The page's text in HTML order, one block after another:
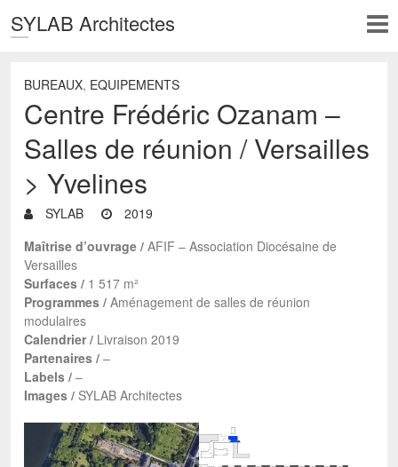
SYLAB Architectes
BUREAUX, EQUIPEMENTS
Centre Frédéric Ozanam –
Salles de réunion / Versailles
> Yvelines
SYLAB
2019
Maîtrise d’ouvrage / AFIF – Association Diocésaine de
Versailles
Surfaces / 1 517 m²
Programmes / Aménagement de salles de réunion
modulaires
Calendrier / Livraison 2019
Partenaires / –
Labels / –
Images / SYLAB Architectes